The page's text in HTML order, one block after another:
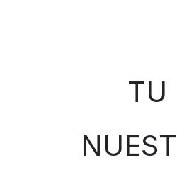
TU